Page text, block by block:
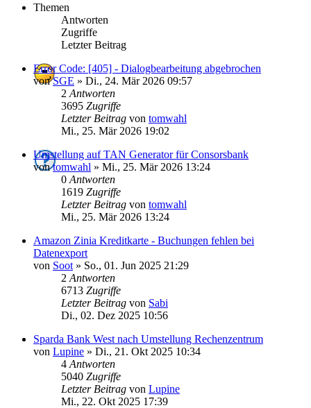
Themen
Antworten
Zugriffe
Letzter Beitrag
Error Code: [405] - Dialogbearbeitung abgebrochen
vonSGE » Di., 24. Mär 2026 09:57
2 Antworten
3695 Zugriffe
Letzter Beitrag von tomwahl
Mi., 25. Mär 2026 19:02
Umstellung auf TAN Generator für Consorsbank
vontomwahl » Mi., 25. Mär 2026 13:24
0 Antworten
1619 Zugriffe
Letzter Beitrag von tomwahl
Mi., 25. Mär 2026 13:24
Amazon Zinia Kreditkarte - Buchungen fehlen bei
Datenexport
von Soot » So., 01. Jun 2025 21:29
2 Antworten
6713 Zugriffe
Letzter Beitrag von Sabi
Di., 02. Dez 2025 10:56
Sparda Bank West nach Umstellung Rechenzentrum
von Lupine » Di., 21. Okt 2025 10:34
4 Antworten
5040 Zugriffe
Letzter Beitrag von Lupine
Mi., 22. Okt 2025 17:39